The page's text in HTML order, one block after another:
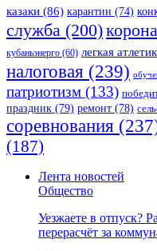
казаки (86) карантин (74)
служба (200)
кубаньэнерго (60) легкая
налоговая (239)
патриотизм (133)
праздник (79) ремонт (78)
соревнования
(187)
Лента новостей
Общество
Уезжаете в отпуск?
перерасчёт за